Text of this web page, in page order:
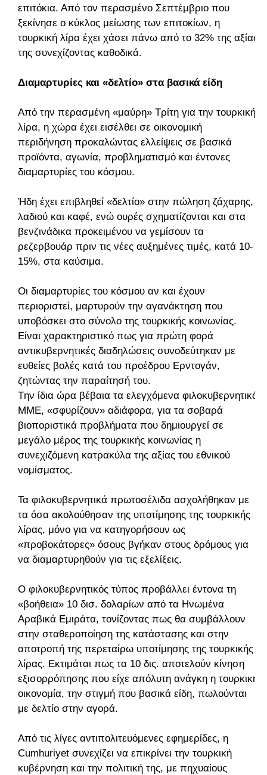
επιτόκια. Από τον περασμένο Σεπτέμβριο που
ξεκίνησε ο κύκλος μείωσης των επιτοκίων, η
τουρκική λίρα έχει χάσει πάνω από το 32% της αξίας
της συνεχίζοντας καθοδικά.
Διαμαρτυρίες και «δελτίο» στα βασικά είδη
Από την περασμένη «μαύρη» Τρίτη για την τουρκική
λίρα, η χώρα έχει εισέλθει σε οικονομική
περιδήνηση προκαλώντας ελλείψεις σε βασικά
προϊόντα, αγωνία, προβληματισμό και έντονες
διαμαρτυρίες του κόσμου.
Ήδη έχει επιβληθεί «δελτίο» στην πώληση ζάχαρης,
λαδιού και καφέ, ενώ ουρές σχηματίζονται και στα
βενζινάδικα προκειμένου να γεμίσουν τα
ρεζερβουάρ πριν τις νέες αυξημένες τιμές, κατά 10-
15%, στα καύσιμα.
Οι διαμαρτυρίες του κόσμου αν και έχουν
περιοριστεί, μαρτυρούν την αγανάκτηση που
υποβόσκει στο σύνολο της τουρκικής κοινωνίας.
Είναι χαρακτηριστικό πως για πρώτη φορά
αντικυβερνητικές διαδηλώσεις συνοδεύτηκαν με
ευθείες βολές κατά του προέδρου Ερντογάν,
ζητώντας την παραίτησή του.
Tην ίδια ώρα βέβαια τα ελεγχόμενα φιλοκυβερνητικά
ΜΜΕ, «σφυρίζουν» αδιάφορα, για τα σοβαρά
βιοποριστικά προβλήματα που δημιουργεί σε
μεγάλο μέρος της τουρκικής κοινωνίας η
συνεχιζόμενη κατρακύλα της αξίας του εθνικού
νομίσματος.
Τα φιλοκυβερνητικά πρωτοσέλιδα ασχολήθηκαν με
τα όσα ακολούθησαν της υποτίμησης της τουρκικής
λίρας, μόνο για να κατηγορήσουν ως
«προβοκάτορες» όσους βγήκαν στους δρόμους για
να διαμαρτυρηθούν για τις εξελίξεις.
Ο φιλοκυβερνητικός τύπος προβάλλει έντονα τη
«βοήθεια» 10 δισ. δολαρίων από τα Ηνωμένα
Αραβικά Εμιράτα, τονίζοντας πως θα συμβάλλουν
στην σταθεροποίηση της κατάστασης και στην
αποτροπή της περεταίρω υποτίμησης της τουρκικής
λίρας. Εκτιμάται πως τα 10 δις. αποτελούν κίνηση
εξισορρόπησης που είχε απόλυτη ανάγκη η τουρκική
οικονομία, την στιγμή που βασικά είδη, πωλούνται
με δελτίο στην αγορά.
Από τις λίγες αντιπολιτευόμενες εφημερίδες, η
Cumhuriyet συνεχίζει να επικρίνει την τουρκική
κυβέρνηση και την πολιτική της, με πηχυαίους